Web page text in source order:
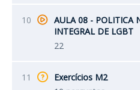
10
AULA 08 - POLITICA
INTEGRAL DE LGBT
22
11
Exercícios M2